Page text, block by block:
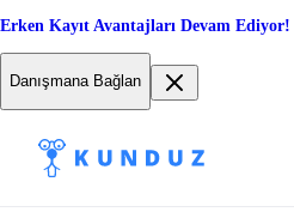
Erken Kayıt Avantajları Devam Ediyor!
Danışmana Bağlan